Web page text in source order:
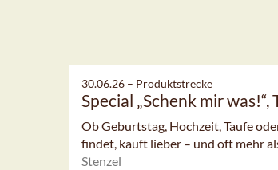
30.06.26 – Produktstrecke
Special „Schenk mir was!“,
Ob Geburtstag, Hochzeit, Taufe
findet, kauft lieber – und oft mehr
Stenzel